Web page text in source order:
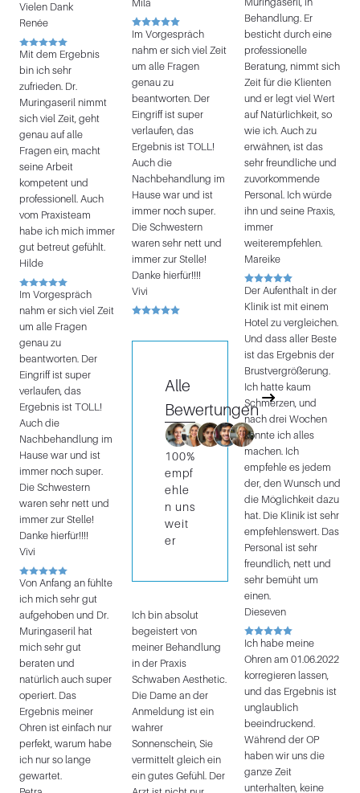
Vielen Dank
Renée
Mit dem Ergebnis
bin ich sehr
zufrieden. Dr.
Muringaseril nimmt
sich viel Zeit, geht
genau auf alle
Fragen ein, macht
seine Arbeit
kompetent und
professionell. Auch
vom Praxisteam
habe ich mich immer
gut betreut gefühlt.
Hilde
Im Vorgespräch
nahm er sich viel Zeit
um alle Fragen
genau zu
beantworten. Der
Eingriff ist super
verlaufen, das
Ergebnis ist TOLL!
Auch die
Nachbehandlung im
Hause war und ist
immer noch super.
Die Schwestern
waren sehr nett und
immer zur Stelle!
Danke hierfür!!!!
Vivi
Von Anfang an fühlte
ich mich sehr gut
aufgehoben und Dr.
Muringaseril hat
mich sehr gut
beraten und
natürlich auch super
operiert. Das
Ergebnis meiner
Ohren ist einfach nur
perfekt, warum habe
ich nur so lange
gewartet.
Mila
Im Vorgespräch
nahm er sich viel Zeit
um alle Fragen
genau zu
beantworten. Der
Eingriff ist super
verlaufen, das
Ergebnis ist TOLL!
Auch die
Nachbehandlung im
Hause war und ist
immer noch super.
Die Schwestern
waren sehr nett und
immer zur Stelle!
Danke hierfür!!!!
Vivi
Alle
Bewertungen
100%
empf
ehle
n uns
weit
er
Ich bin absolut
begeistert von
meiner Behandlung
in der Praxis
Schwaben Aesthetic.
Die Dame an der
Anmeldung ist ein
wahrer
Sonnenschein, Sie
vermittelt gleich ein
ein gutes Gefühl. Der
Behandlung. Er
besticht durch eine
professionelle
Beratung, nimmt sich
Zeit für die Klienten
und er legt viel Wert
auf Natürlichkeit, so
wie ich. Auch zu
erwähnen, ist das
sehr freundliche und
zuvorkommende
Personal. Ich würde
ihn und seine Praxis,
immer
weiterempfehlen.
Mareike
Der Aufenthalt in der
Klinik ist mit einem
Hotel zu vergleichen.
Und dass aller Beste
ist das Ergebnis der
Brustvergrößerung.
Ich hatte kaum
Schmerzen, und
nach drei Wochen
konnte ich alles
machen. Ich
empfehle es jedem
der, den Wunsch und
die Möglichkeit dazu
hat. Die Klinik ist sehr
empfehlenswert. Das
Personal ist sehr
freundlich, nett und
sehr bemüht um
einen.
Dieseven
Ich habe meine
Ohren am 01.06.2022
korregieren lassen,
und das Ergebnis ist
unglaublich
beeindruckend.
Während der OP
haben wir uns die
ganze Zeit
unterhalten, keine